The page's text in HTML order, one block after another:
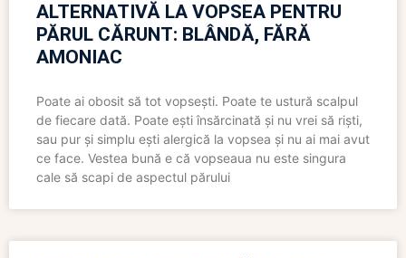
ALTERNATIVĂ LA VOPSEA PENTRU
PĂRUL CĂRUNT: BLÂNDĂ, FĂRĂ
AMONIAC
Poate ai obosit să tot vopsești. Poate te ustură scalpul
de fiecare dată. Poate ești însărcinată și nu vrei să riști,
sau pur și simplu ești alergică la vopsea și nu ai mai avut
ce face. Vestea bună e că vopseaua nu este singura
cale să scapi de aspectul părului